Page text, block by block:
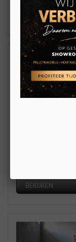
BEKIJKEN
BEKIJKEN